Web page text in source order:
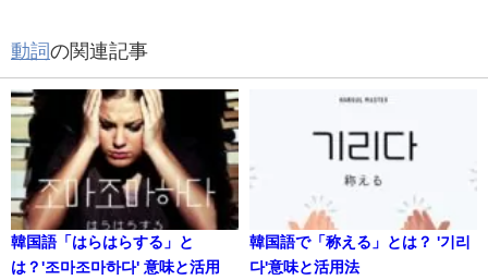
動詞の関連記事
韓国語「はらはらする」と
は？'조마조마하다' 意味と活用
韓国語で「称える」とは？ '기리
다'意味と活用法